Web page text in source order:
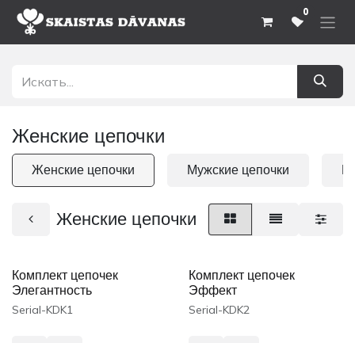
Перейти к содержимому 0
Женские цепочки
Женские цепочки Мужские цепочки
Женские цепочки
Комплект цепочек
Элегантность
Serial-KDK1
Комплект цепочек
Эффект
Serial-KDK2